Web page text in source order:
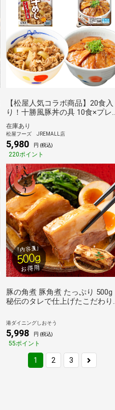
【松屋人気コラボ商品】20食入
り！十勝風豚丼の具 10食×プレ
ミアム仕様牛めしの具 10食
在庫あり
松屋フーズ JREMALL店
5,980 円 (税込)
220ポイント
豚の角煮 豚角煮 たっぷり 500g
秘伝のタレで仕上げたこだわり
醤油ベース 角煮 ご飯のお供 ごは
んのおとも おつまみ ぶた角煮 ギ
フト プレゼント
港ダイニングしおそう
5,998 円 (税込)
55ポイント
1 2 3